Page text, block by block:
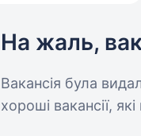
На жаль,
Вакансія була
хороші вакансії,